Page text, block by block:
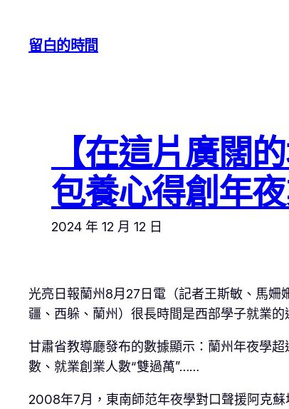
留白的時間
【在這片廣闊
包養心得創年
2024 年 12 月 12 日
光亮日報蘭州8月27日電（記者王斯敏、馬姍
疆、西躲、蘭州）很長時間是西部學子就業
甘肅省教導廳發布的數據顯示：蘭州年夜學
數、就業創業人數“雙過萬”……
2008年7月，東南師范年夜學對口聲援阿克